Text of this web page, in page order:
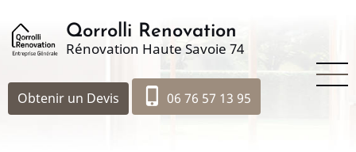
au
contenu
Qorrolli Renovation
Rénovation Haute Savoie 74
Obtenir un Devis phone_iphone 06 76 57 13 95